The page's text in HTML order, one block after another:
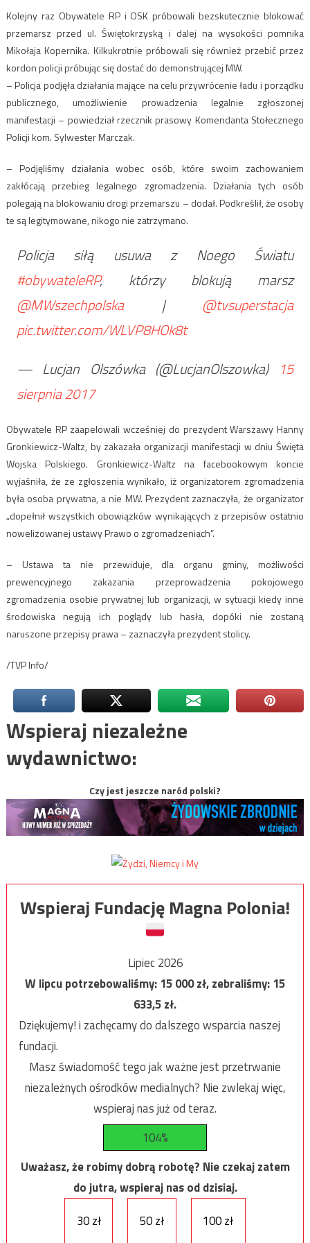
Kolejny raz Obywatele RP i OSK próbowali bezskutecznie blokować
przemarsz przed ul. Świętokrzyską i dalej na wysokości pomnika
Mikołaja Kopernika. Kilkukrotnie próbowali się również przebić przez
kordon policji próbując się dostać do demonstrującej MW.
– Policja podjęła działania mające na celu przywrócenie ładu i porządku
publicznego, umożliwienie prowadzenia legalnie zgłoszonej
manifestacji – powiedział rzecznik prasowy Komendanta Stołecznego
Policji kom. Sylwester Marczak.
– Podjęliśmy działania wobec osób, które swoim zachowaniem
zakłócają przebieg legalnego zgromadzenia. Działania tych osób
polegają na blokowaniu drogi przemarszu – dodał. Podkreślił, że osoby
te są legitymowane, nikogo nie zatrzymano.
Policja siłą usuwa z Noego Światu
#obywateleRP, którzy blokują marsz
@MWszechpolska| @tvsuperstacja
pic.twitter.com/WLVP8HOk8t
— Lucjan Olszówka (@LucjanOlszowka) 15
sierpnia 2017
Obywatele RP zaapelowali wcześniej do prezydent Warszawy Hanny
Gronkiewicz-Waltz, by zakazała organizacji manifestacji w dniu Święta
Wojska Polskiego. Gronkiewicz-Waltz na facebookowym koncie
wyjaśniła, że ze zgłoszenia wynikało, iż organizatorem zgromadzenia
była osoba prywatna, a nie MW. Prezydent zaznaczyła, że organizator
„dopełnił wszystkich obowiązków wynikających z przepisów ostatnio
nowelizowanej ustawy Prawo o zgromadzeniach”.
– Ustawa ta nie przewiduje, dla organu gminy, możliwości
prewencyjnego zakazania przeprowadzenia pokojowego
zgromadzenia osobie prywatnej lub organizacji, w sytuacji kiedy inne
środowiska negują ich poglądy lub hasła, dopóki nie zostaną
naruszone przepisy prawa – zaznaczyła prezydent stolicy.
/TVP Info/
Wspieraj niezależne
wydawnictwo:
Czy jest jeszcze naród polski?
Wspieraj Fundację Magna Polonia!
Lipiec 2026
W lipcu potrzebowaliśmy:15 000zł, zebraliśmy:15
633,5zł.
Dziękujemy! i zachęcamy do dalszego wsparcia naszej
fundacji.
Masz świadomość tego jak ważne jest przetrwanie
niezależnych ośrodków medialnych? Nie zwlekaj więc,
wspieraj nas już od teraz.
104%
Uważasz, że robimy dobrą robotę? Nie czekaj zatem
do jutra, wspieraj nas od dzisiaj.
30 zł
50 zł 100 zł